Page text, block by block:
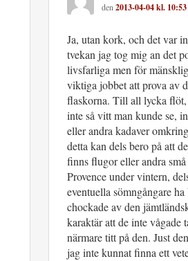
den 2013-04-04 kl. 10:53
Ja, utan kork, och det var
tvekan jag tog mig an det
livsfarliga men för
viktiga jobbet att prova av
flaskorna. Till all lycka
inte så vitt man kunde se,
eller andra kadaver
detta kan dels bero på att
finns flugor eller andra
Provence under vintern,
eventuella sömngångare
chockade av den
karaktär att de inte vågade
närmare titt på den. Just
jag inte kunnat finna ett